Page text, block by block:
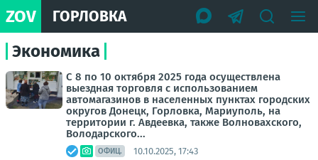
ZOV ГОРЛОВКА
Экономика
С 8 по 10 октября 2025 года осуществлена
выездная торговля с использованием
автомагазинов в населенных пунктах городских
округов Донецк, Горловка, Мариуполь, на
территории г. Авдеевка, также Волновахского,
Володарского...
ОФИЦ. 10.10.2025, 17:43